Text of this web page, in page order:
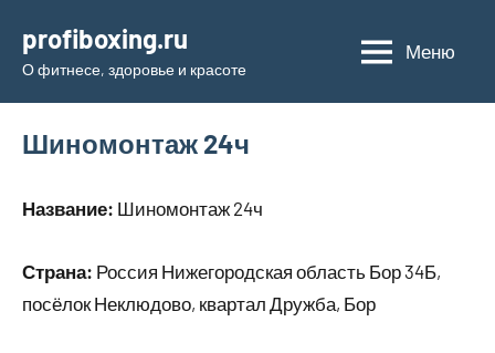
содержимому
profiboxing.ru
О фитнесе, здоровье и красоте
Меню
Шиномонтаж 24ч
Название: Шиномонтаж 24ч
Страна: Россия Нижегородская область Бор 34Б,
посёлок Неклюдово, квартал Дружба, Бор